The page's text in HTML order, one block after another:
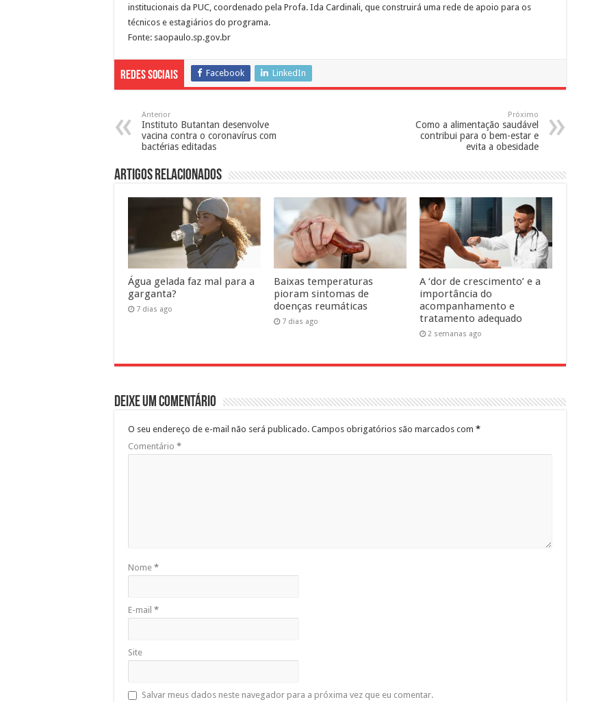
institucionais da PUC, coordenado pela Profa. Ida Cardinali, que construirá uma rede de apoio para os
técnicos e estagiários do programa.
Fonte: saopaulo.sp.gov.br
Redes Sociais Facebook LinkedIn
Anterior
Instituto Butantan desenvolve
vacina contra o coronavírus com
bactérias editadas
Próximo
Como a alimentação saudável
contribui para o bem-estar e
evita a obesidade
Artigos Relacionados
Água gelada faz mal para a
garganta?
7 dias ago
Baixas temperaturas
pioram sintomas de
doenças reumáticas
7 dias ago
A ‘dor de crescimento’ e a
importância do
acompanhamento e
tratamento adequado
2 semanas ago
Deixe um comentário
O seu endereço de e-mail não será publicado. Campos obrigatórios são marcados com *
Comentário *
Nome *
E-mail *
Site
Salvar meus dados neste navegador para a próxima vez que eu comentar.